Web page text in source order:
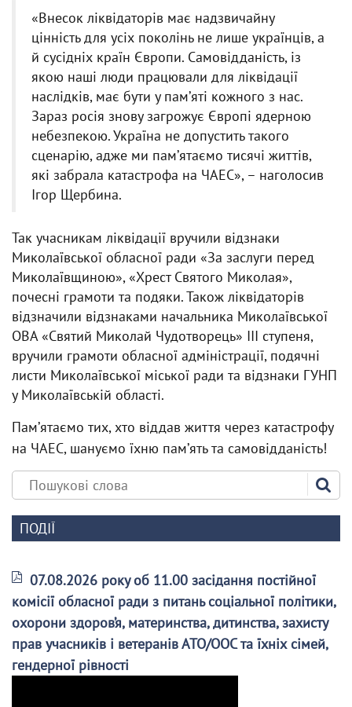
«Внесок ліквідаторів має надзвичайну
цінність для усіх поколінь не лише українців, а
й сусідніх країн Європи. Самовідданість, із
якою наші люди працювали для ліквідації
наслідків, має бути у памʼяті кожного з нас.
Зараз росія знову загрожує Європі ядерною
небезпекою. Україна не допустить такого
сценарію, адже ми памʼятаємо тисячі життів,
які забрала катастрофа на ЧАЕС», – наголосив
Ігор Щербина.
Так учасникам ліквідації вручили відзнаки
Миколаївської обласної ради «За заслуги перед
Миколаївщиною», «Хрест Святого Миколая»,
почесні грамоти та подяки. Також ліквідаторів
відзначили відзнаками начальника Миколаївської
ОВА «Святий Миколай Чудотворець» ІІІ ступеня,
вручили грамоти обласної адміністрації, подячні
листи Миколаївської міської ради та відзнаки ГУНП
у Миколаївській області.
Памʼятаємо тих, хто віддав життя через катастрофу
на ЧАЕС, шануємо їхню памʼять та самовідданість!
ПОДІЇ
07.08.2026 року об 11.00 засідання постійної
комісії обласної ради з питань соціальної політики,
охорони здоров’я, материнства, дитинства, захисту
прав учасників і ветеранів АТО/ООС та їхніх сімей,
гендерної рівності